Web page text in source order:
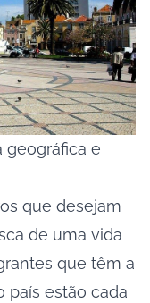
geográfica e
que desejam
de uma vida
que têm a
país estão cada